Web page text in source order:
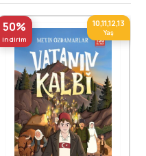
50%
indirim
10,11,12,13
Yaş